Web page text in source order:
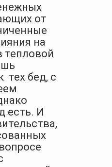
от
на
тепловой
тех бед, с
есть. И